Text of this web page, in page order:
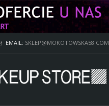
EMAIL: SKLEP@MOKOTOWSKA58.COM